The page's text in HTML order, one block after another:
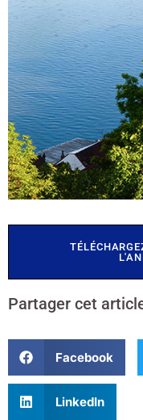
Partager cet
Facebook
LinkedIn